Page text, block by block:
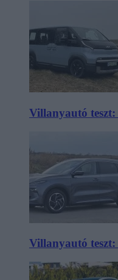
Villanyautó teszt:
Villanyautó teszt: